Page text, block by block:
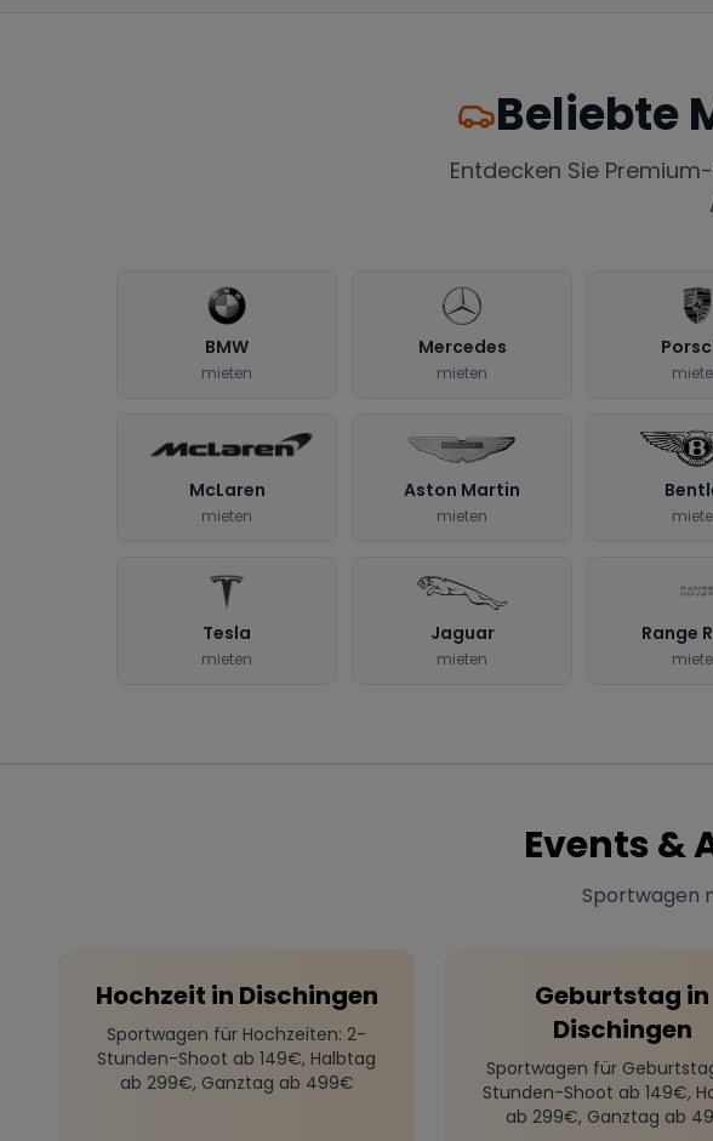
Beliebte
Entdecken Sie
BMW
mieten
Mercedes
mieten
McLaren
mieten
Aston Martin
mieten
Tesla
mieten
Jaguar
mieten
Range
Events &
Sportwagen
Hochzeit in Dischingen
Sportwagen für Hochzeiten: 2-
Stunden-Shoot ab 149€, Halbtag
ab 299€, Ganztag ab 499€
Geburtstag in
Dischingen
Sportwagen für
Stunden-Shoot ab 149€,
ab 299€, Ganztag ab